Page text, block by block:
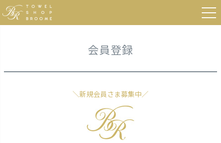
HOME 会員登録
会員登録
＼新規会員さま募集中／